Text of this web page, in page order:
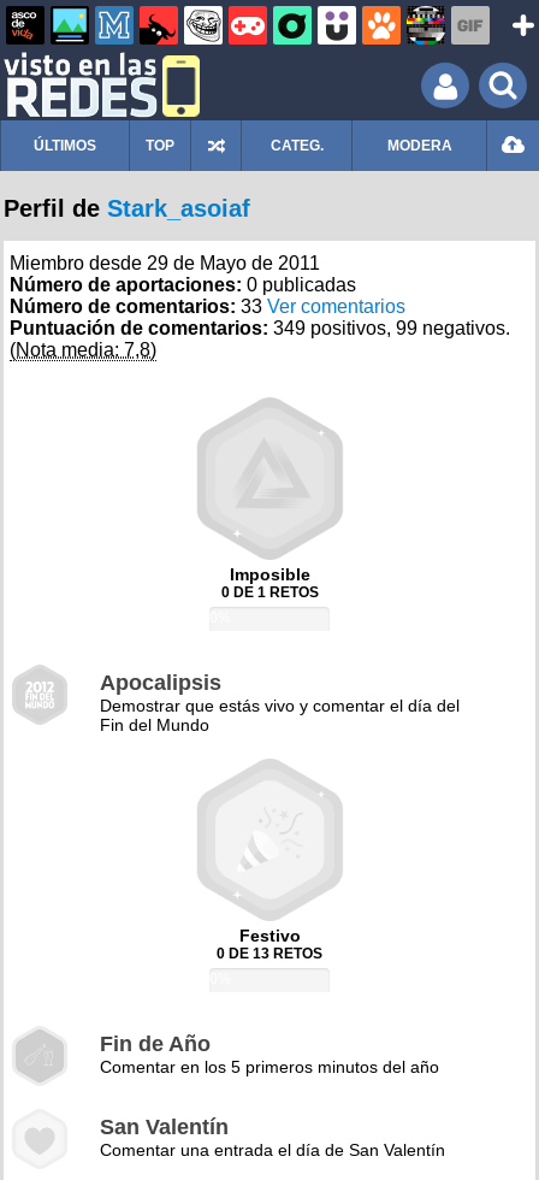
ÚLTIMOS TOP CATEG. MODERA
Perfil de Stark_asoiaf
Miembro desde 29 de Mayo de 2011
Número de aportaciones: 0 publicadas
Número de comentarios: 33 Ver comentarios
Puntuación de comentarios: 349 positivos, 99 negativos.
(Nota media: 7,8)
Imposible
0 DE 1 RETOS
Apocalipsis
Demostrar que estás vivo y comentar el día del
Fin del Mundo
Festivo
0 DE 13 RETOS
Fin de Año
Comentar en los 5 primeros minutos del año
San Valentín
Comentar una entrada el día de San Valentín